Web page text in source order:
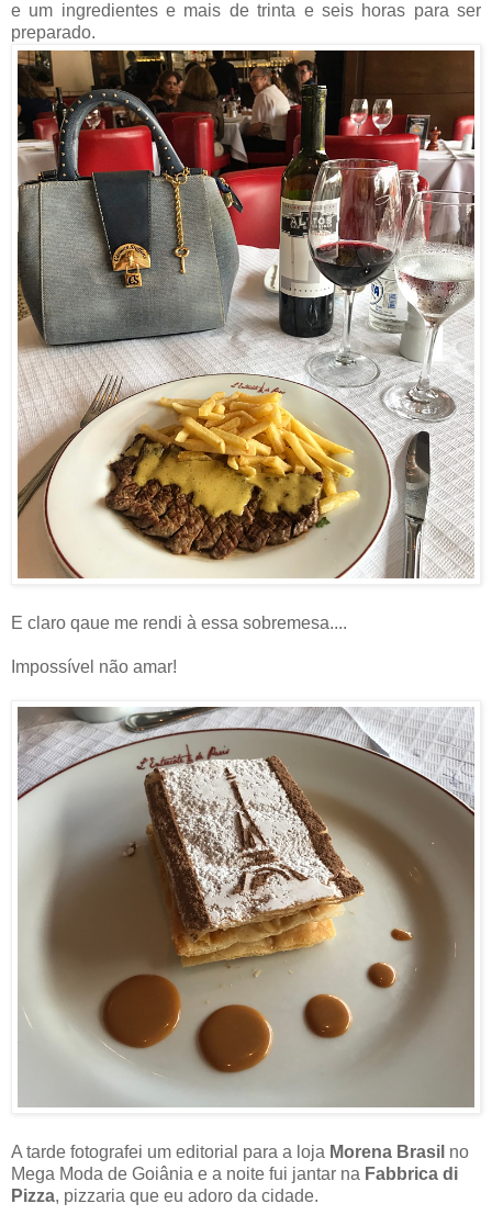
e um ingredientes e mais de trinta e seis horas para ser
preparado.
E claro qaue me rendi à essa sobremesa....
Impossível não amar!
A tarde fotografei um editorial para a loja Morena Brasil no
Mega Moda de Goiânia e a noite fui jantar na Fabbrica di
Pizza, pizzaria que eu adoro da cidade.